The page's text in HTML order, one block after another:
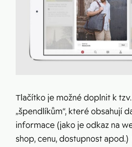
Tlačítko je možné doplnit k tzv.
„špendlíkům“, které obsahují
informace (jako je odkaz na
shop, cenu, dostupnost